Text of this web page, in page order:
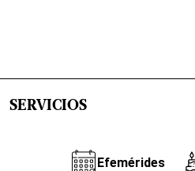
SERVICIOS
Efemérides